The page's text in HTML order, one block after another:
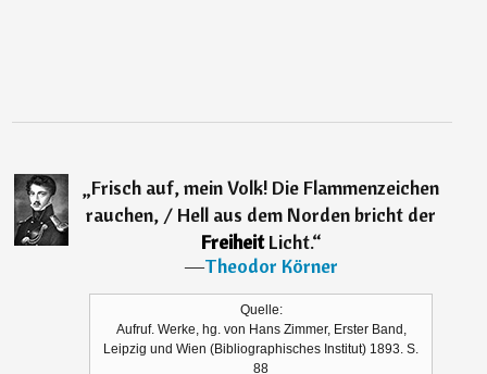
„Frisch auf, mein Volk! Die Flammenzeichen
rauchen, / Hell aus dem Norden bricht der
FreiheitLicht.“
―Theodor Körner
Quelle:
Aufruf. Werke, hg. von Hans Zimmer, Erster Band,
Leipzig und Wien (Bibliographisches Institut) 1893. S.
88